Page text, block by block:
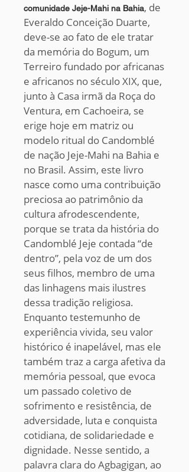
comunidade Jeje-Mahi na Bahia, de
Everaldo Conceição Duarte,
deve-se ao fato de ele tratar
da memória do Bogum, um
Terreiro fundado por africanas
e africanos no século XIX, que,
junto à Casa irmã da Roça do
Ventura, em Cachoeira, se
erige hoje em matriz ou
modelo ritual do Candomblé
de nação Jeje-Mahi na Bahia e
no Brasil. Assim, este livro
nasce como uma contribuição
preciosa ao patrimônio da
cultura afrodescendente,
porque se trata da história do
Candomblé Jeje contada “de
dentro”, pela voz de um dos
seus filhos, membro de uma
das linhagens mais ilustres
dessa tradição religiosa.
Enquanto testemunho de
experiência vivida, seu valor
histórico é inapelável, mas ele
também traz a carga afetiva da
memória pessoal, que evoca
um passado coletivo de
sofrimento e resistência, de
adversidade, luta e conquista
cotidiana, de solidariedade e
dignidade. Nesse sentido, a
palavra clara do Agbagigan, ao